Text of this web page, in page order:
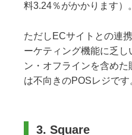
料3.24％がかかります）。
ただしECサイトとの連
ーケティング機能に乏し
ン・オフラインを含め
は不向きのPOSレジです
3. Square